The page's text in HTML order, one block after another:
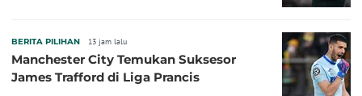
BERITA PILIHAN 13 jam lalu
Manchester City Temukan Suksesor
James Trafford di Liga Prancis